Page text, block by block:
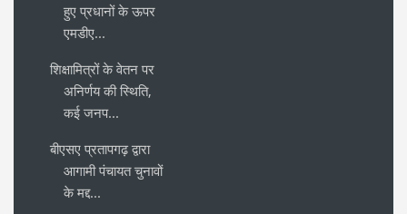
हुए प्रधानों के ऊपर
एमडीए...
शिक्षामित्रों के वेतन पर
अनिर्णय की स्थिति,
कई जनप...
बीएसए प्रतापगढ़ द्वारा
आगामी पंचायत चुनावों
के मद्द...